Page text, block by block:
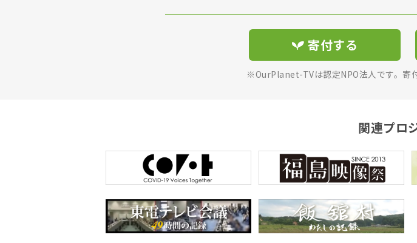
寄付する
※OurPlanet-TVは認定NPO法人です。寄
関連プロ